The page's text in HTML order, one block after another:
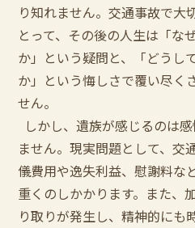
り知れません。交通事故で大
とって、その後の人生は「な
か」という疑問と、「どうし
か」という悔しさで覆い尽く
せん。
しかし、遺族が感じるのは
ません。現実問題として、交
儀費用や逸失利益、慰謝料な
重くのしかかります。また、
り取りが発生し、精神的にも